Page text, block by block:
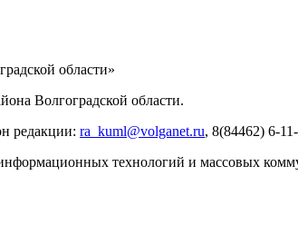
области»
Волгоградской области.
редакции: ra_kuml@volganet.ru, 8(84462) 6-
технологий и массовых